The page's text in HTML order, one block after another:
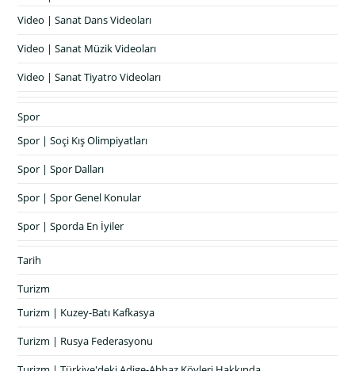
Video | Sanat Dans Videoları
Video | Sanat Müzik Videoları
Video | Sanat Tiyatro Videoları
Spor
Spor | Soçi Kış Olimpiyatları
Spor | Spor Dalları
Spor | Spor Genel Konular
Spor | Sporda En İyiler
Tarih
Turizm
Turizm | Kuzey-Batı Kafkasya
Turizm | Rusya Federasyonu